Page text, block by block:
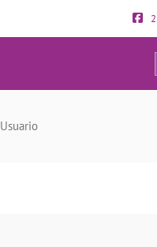
Usuario
13
Usuario